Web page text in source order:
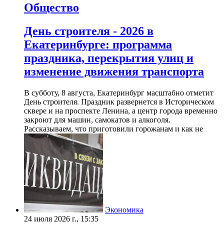
Общество
День строителя - 2026 в
Екатеринбурге: программа
праздника, перекрытия улиц и
изменение движения транспорта
В субботу, 8 августа, Екатеринбург масштабно отметит
День строителя. Праздник развернется в Историческом
сквере и на проспекте Ленина, а центр города временно
закроют для машин, самокатов и алкоголя.
Рассказываем, что приготовили горожанам и как не
Экономика
24 июля 2026 г., 15:35